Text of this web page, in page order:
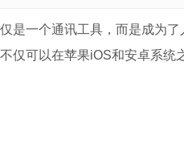
是一个通讯工具，而是成为
仅可以在苹果iOS和安卓系统